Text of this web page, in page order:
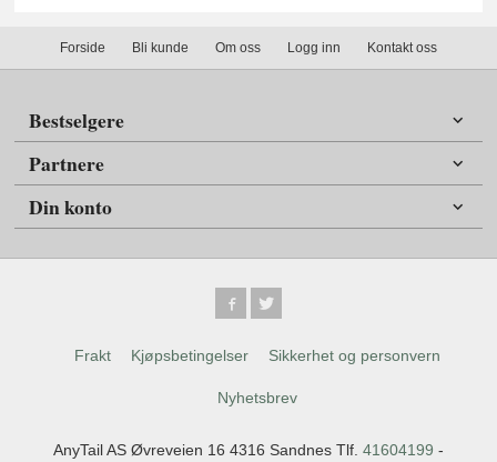
Forside Bli kunde Om oss Logg inn Kontakt oss
Bestselgere
Partnere
Din konto
Frakt Kjøpsbetingelser Sikkerhet og personvern
Nyhetsbrev
AnyTail AS Øvreveien 16 4316 Sandnes Tlf. 41604199 -